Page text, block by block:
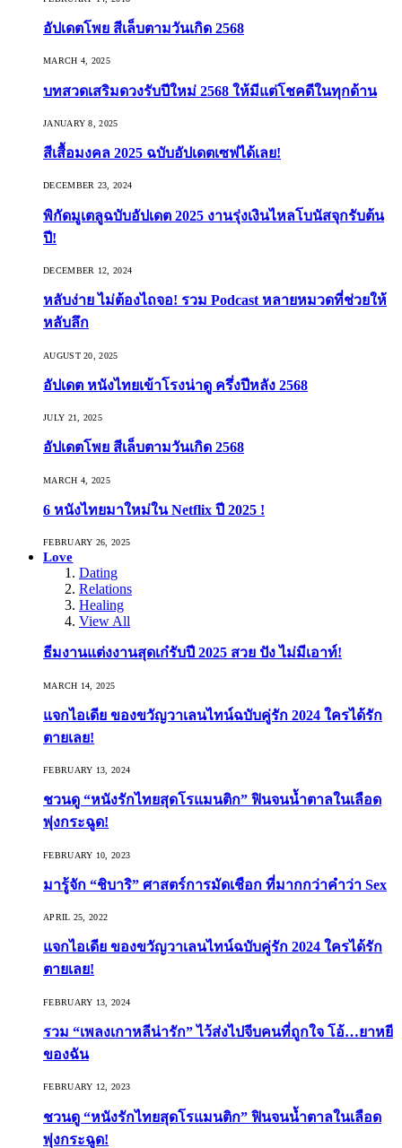
อัปเดตโพย สีเล็บตามวันเกิด 2568
MARCH 4, 2025
บทสวดเสริมดวงรับปีใหม่ 2568 ให้มีแต่โชคดีในทุกด้าน
JANUARY 8, 2025
สีเสื้อมงคล 2025 ฉบับอัปเดตเซฟได้เลย!
DECEMBER 23, 2024
พิกัดมูเตลูฉบับอัปเดต 2025 งานรุ่งเงินไหลโบนัสจุกรับต้น
ปี!
DECEMBER 12, 2024
หลับง่าย ไม่ต้องไถจอ! รวม Podcast หลายหมวดที่ช่วยให้
หลับลึก
AUGUST 20, 2025
อัปเดต หนังไทยเข้าโรงน่าดู ครึ่งปีหลัง 2568
JULY 21, 2025
อัปเดตโพย สีเล็บตามวันเกิด 2568
MARCH 4, 2025
6 หนังไทยมาใหม่ใน Netflix ปี 2025 !
FEBRUARY 26, 2025
Love
Dating
Relations
Healing
View All
ธีมงานแต่งงานสุดเก๋รับปี 2025 สวย ปัง ไม่มีเอาท์!
MARCH 14, 2025
แจกไอเดีย ของขวัญวาเลนไทน์ฉบับคู่รัก 2024 ใครได้รัก
ตายเลย!
FEBRUARY 13, 2024
ชวนดู “หนังรักไทยสุดโรแมนติก” ฟินจนน้ำตาลในเลือด
พุ่งกระฉูด!
FEBRUARY 10, 2023
มารู้จัก “ชิบาริ” ศาสตร์การมัดเชือก ที่มากกว่าคำว่า Sex
APRIL 25, 2022
แจกไอเดีย ของขวัญวาเลนไทน์ฉบับคู่รัก 2024 ใครได้รัก
ตายเลย!
FEBRUARY 13, 2024
รวม “เพลงเกาหลีน่ารัก” ไว้ส่งไปจีบคนที่ถูกใจ โอ้…ยาหยี
ของฉัน
FEBRUARY 12, 2023
ชวนดู “หนังรักไทยสุดโรแมนติก” ฟินจนน้ำตาลในเลือด
พุ่งกระฉูด!